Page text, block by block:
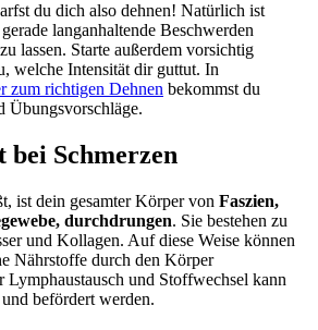
du dich also dehnen! Natürlich ist
langanhaltende Beschwerden
lassen. Starte außerdem vorsichtig
welche Intensität dir guttut. In
zum richtigen Dehnen bekommst du
Übungsvorschläge.
bei Schmerzen
ist dein gesamter Körper von Faszien,
durchdrungen. Sie bestehen zu
und Kollagen. Auf diese Weise können
Nährstoffe durch den Körper
Lymphaustausch und Stoffwechsel kann
befördert werden.